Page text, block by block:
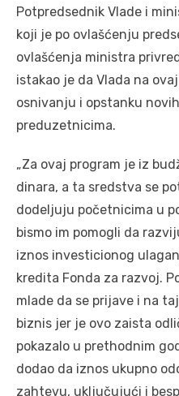
Potpredsednik Vlade i
koji je po ovlašćenju
ovlašćenja ministra
istakao je da Vlada na
osnivanju i opstanku
preduzetnicima.
„Za ovaj program je iz
dinara, a ta sredstva se
dodeljuju početnicima u
bismo im pomogli da
iznos investicionog
kredita Fonda za razvoj.
mlade da se prijave i na
biznis jer je ovo zaista
pokazalo u prethodnim
dodao da iznos ukupno
zahtevu, uključujući i